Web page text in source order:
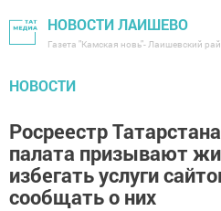
НОВОСТИ ЛАИШЕВО
Газета "Камская новь"- Лаишевский
НОВОСТИ
Росреестр
палата призывают
избегать услуги
сообщать о них